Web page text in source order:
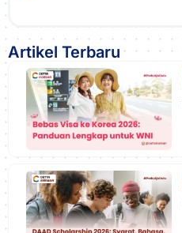
Artikel Terbaru